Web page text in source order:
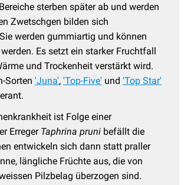
sterben später ab und werden
Zwetschgen bilden sich
werden gummiartig und können
Es setzt ein starker Fruchtfall
und Trockenheit verstärkt wird.
Sorten 'Juna', 'Top-Five' und 'Top Star'
ist Folge einer
Erreger Taphrina pruni befällt die
entwickeln sich dann statt praller
längliche Früchte aus, die von
Pilzbelag überzogen sind.